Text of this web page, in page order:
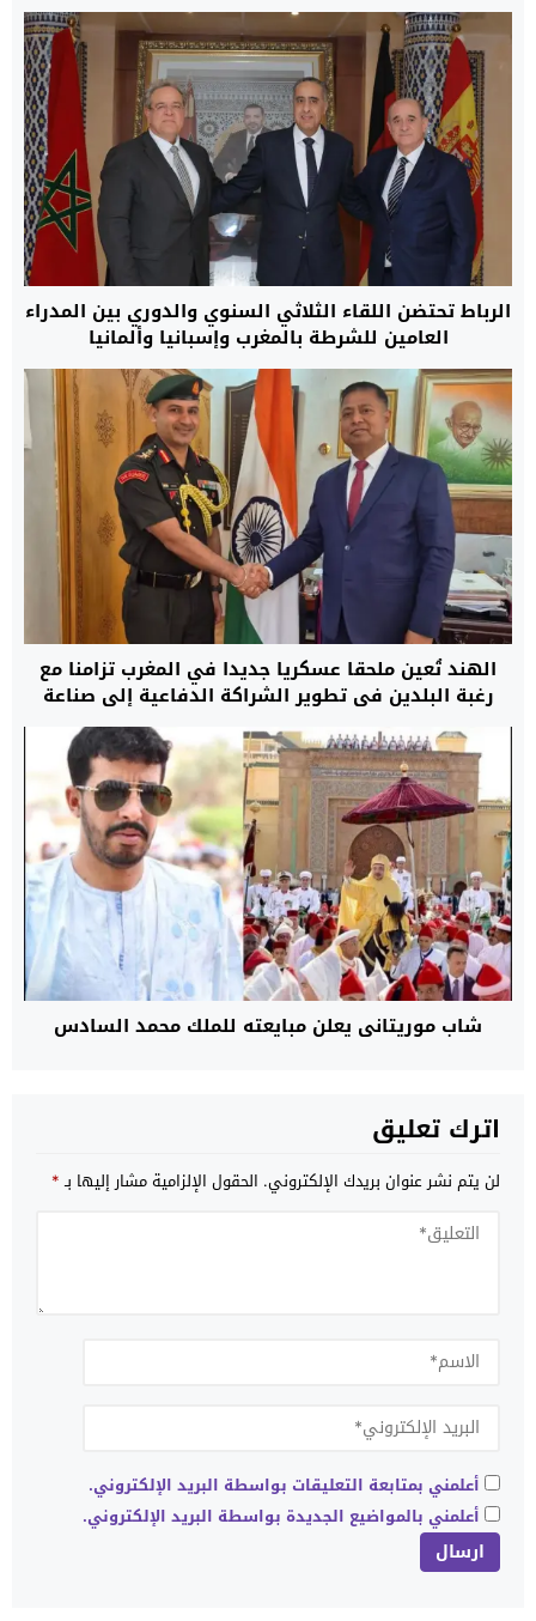
الرباط تحتضن اللقاء الثلاثي السنوي والدوري بين المدراء
العامين للشرطة بالمغرب وإسبانيا وألمانيا
الهند تُعين ملحقا عسكريا جديدا في المغرب تزامنا مع
رغبة البلدين في تطوير الشراكة الدفاعية إلى صناعة
مشتركة للأسلحة
شاب موريتاني يعلن مبايعته للملك محمد السادس
اترك تعليق
لن يتم نشر عنوان بريدك الإلكتروني. الحقول الإلزامية مشار إليها بـ*
أعلمني بمتابعة التعليقات بواسطة البريد الإلكتروني.
أعلمني بالمواضيع الجديدة بواسطة البريد الإلكتروني.